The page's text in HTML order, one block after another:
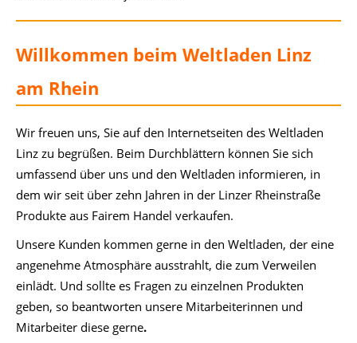
Willkommen beim Weltladen Linz
am Rhein
Wir freuen uns, Sie auf den Internetseiten des Weltladen
Linz zu begrüßen. Beim Durchblättern können Sie sich
umfassend über uns und den Weltladen informieren, in
dem wir seit über zehn Jahren in der Linzer Rheinstraße
Produkte aus Fairem Handel verkaufen.
Unsere Kunden kommen gerne in den Weltladen, der eine
angenehme Atmosphäre ausstrahlt, die zum Verweilen
einlädt. Und sollte es Fragen zu einzelnen Produkten
geben, so beantworten unsere Mitarbeiterinnen und
Mitarbeiter diese gerne.